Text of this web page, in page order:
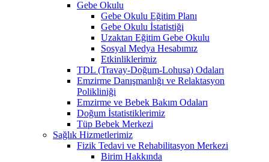
Gebe Okulu
Gebe Okulu Eğitim Planı
Gebe Okulu İstatistiği
Uzaktan Eğitim Gebe Okulu
Sosyal Medya Hesabımız
Etkinliklerimiz
TDL (Travay-Doğum-Lohusa) Odaları
Emzirme Danışmanlığı ve Relaktasyon
Polikliniği
Emzirme ve Bebek Bakım Odaları
Doğum İstatistiklerimiz
Tüp Bebek Merkezi
Sağlık Hizmetlerimiz
Fizik Tedavi ve Rehabilitasyon Merkezi
Birim Hakkında